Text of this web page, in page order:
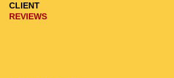
CLIENT
REVIEWS